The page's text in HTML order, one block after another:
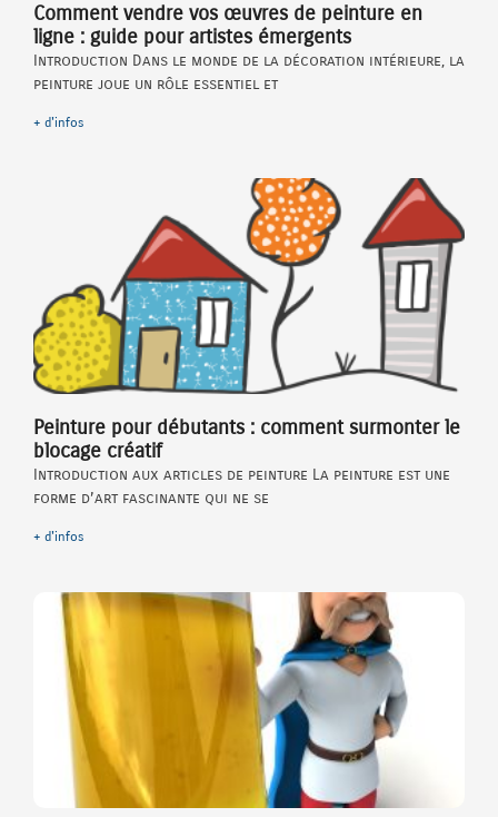
Comment vendre vos œuvres de peinture en
ligne : guide pour artistes émergents
Introduction Dans le monde de la décoration intérieure, la
peinture joue un rôle essentiel et
+ d'infos
Peinture pour débutants : comment surmonter le
blocage créatif
Introduction aux articles de peinture La peinture est une
forme d’art fascinante qui ne se
+ d'infos